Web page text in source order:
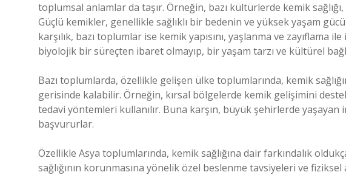
toplumsal anlamlar da taşır. Örneğin, bazı kültürlerde kemik
Güçlü kemikler, genellikle sağlıklı bir bedenin ve yüksek yaşam
karşılık, bazı toplumlar ise kemik yapısını, yaşlanma ve zayıflama
biyolojik bir süreçten ibaret olmayıp, bir yaşam tarzı ve kültürel
Bazı toplumlarda, özellikle gelişen ülke toplumlarında, kemik
gerisinde kalabilir. Örneğin, kırsal bölgelerde kemik gelişimini
tedavi yöntemleri kullanılır. Buna karşın, büyük şehirlerde
başvururlar.
Özellikle Asya toplumlarında, kemik sağlığına dair farkındalık
sağlığının korunmasına yönelik özel beslenme tavsiyeleri ve